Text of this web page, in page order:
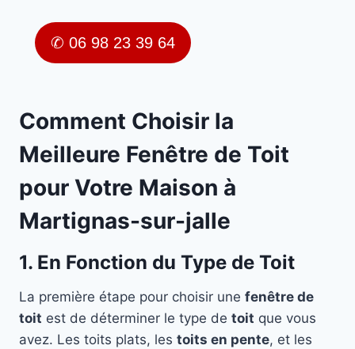
✆ 06 98 23 39 64
Comment Choisir la
Meilleure Fenêtre de Toit
pour Votre Maison à
Martignas-sur-jalle
1. En Fonction du Type de Toit
La première étape pour choisir une fenêtre de
toit est de déterminer le type de toit que vous
avez. Les toits plats, les toits en pente, et les